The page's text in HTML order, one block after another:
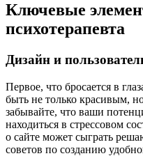
Ключевые
психотерапевта
Дизайн и
Первое, что бросается в
быть не только красивым,
забывайте, что ваши
находиться в стрессовом
о сайте может сыграть
советов по созданию